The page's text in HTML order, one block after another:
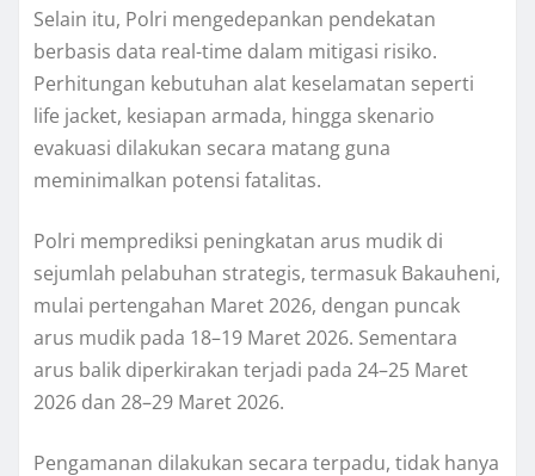
Selain itu, Polri mengedepankan pendekatan
berbasis data real-time dalam mitigasi risiko.
Perhitungan kebutuhan alat keselamatan seperti
life jacket, kesiapan armada, hingga skenario
evakuasi dilakukan secara matang guna
meminimalkan potensi fatalitas.
Polri memprediksi peningkatan arus mudik di
sejumlah pelabuhan strategis, termasuk Bakauheni,
mulai pertengahan Maret 2026, dengan puncak
arus mudik pada 18–19 Maret 2026. Sementara
arus balik diperkirakan terjadi pada 24–25 Maret
2026 dan 28–29 Maret 2026.
Pengamanan dilakukan secara terpadu, tidak hanya